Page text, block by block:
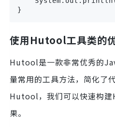
}
使用Hutool工具类的
Hutool是一款非常优秀的
量常用的工具方法，简化了
Hutool，我们可以快速构建
果。